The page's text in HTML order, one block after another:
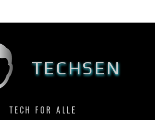
TECHSEN
TECH FOR ALLE